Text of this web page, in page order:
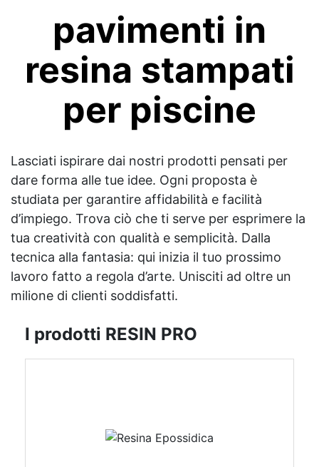
pavimenti in
resina stampati
per piscine
Lasciati ispirare dai nostri prodotti pensati per
dare forma alle tue idee. Ogni proposta è
studiata per garantire affidabilità e facilità
d’impiego. Trova ciò che ti serve per esprimere la
tua creatività con qualità e semplicità. Dalla
tecnica alla fantasia: qui inizia il tuo prossimo
lavoro fatto a regola d’arte. Unisciti ad oltre un
milione di clienti soddisfatti.
I prodotti RESIN PRO